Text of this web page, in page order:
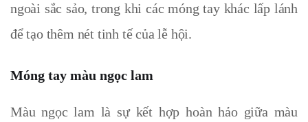
ngoài sắc sảo, trong khi các móng tay khác lấp lánh
để tạo thêm nét tinh tế của lễ hội.
Móng tay màu ngọc lam
Màu ngọc lam là sự kết hợp hoàn hảo giữa màu